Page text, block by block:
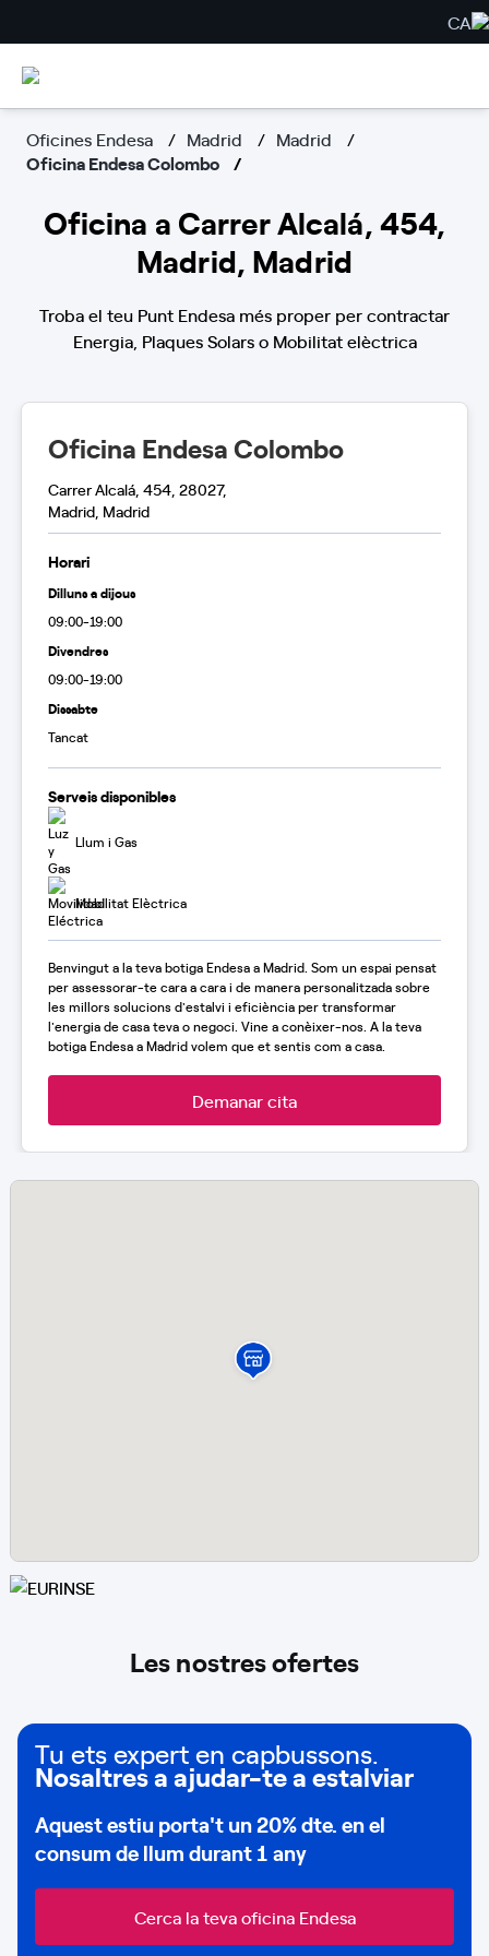
CA
Oficines Endesa Madrid
Madrid
Oficina Endesa Colombo
Oficina a Carrer Alcalá, 454,
Madrid, Madrid
Troba el teu Punt Endesa més proper per contractar
Energia, Plaques Solars o Mobilitat elèctrica
Oficina Endesa Colombo
Carrer Alcalá, 454, 28027,
Madrid, Madrid
Horari
Dilluns a dijous
09:00-19:00
Divendres
09:00-19:00
Dissabte
Tancat
Serveis disponibles
Llum i Gas
Mobilitat Elèctrica
Benvingut a la teva botiga Endesa a Madrid. Som un espai pensat
per assessorar-te cara a cara i de manera personalitzada sobre
les millors solucions d'estalvi i eficiència per transformar
l'energia de casa teva o negoci. Vine a conèixer-nos. A la teva
botiga Endesa a Madrid volem que et sentis com a casa.
Demanar cita
Les nostres ofertes
Tu ets expert en capbussons.
Nosaltres a ajudar-te a estalviar
Aquest estiu porta't un20% dte.en el
consum dellum durant 1 any
Cerca la teva oficina Endesa